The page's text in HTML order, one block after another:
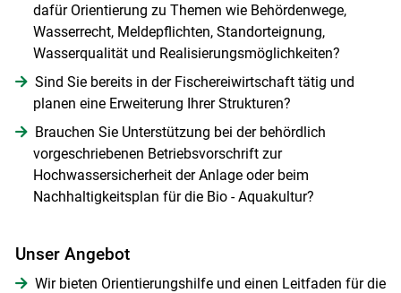
dafür Orientierung zu Themen wie Behördenwege,
Wasserrecht, Meldepflichten, Standorteignung,
Wasserqualität und Realisierungsmöglichkeiten?
Sind Sie bereits in der Fischereiwirtschaft tätig und
planen eine Erweiterung Ihrer Strukturen?
Brauchen Sie Unterstützung bei der behördlich
vorgeschriebenen Betriebsvorschrift zur
Hochwassersicherheit der Anlage oder beim
Nachhaltigkeitsplan für die Bio - Aquakultur?
Unser Angebot
Wir bieten Orientierungshilfe und einen Leitfaden für die